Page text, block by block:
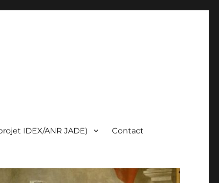
IDEX/ANR JADE) Contact